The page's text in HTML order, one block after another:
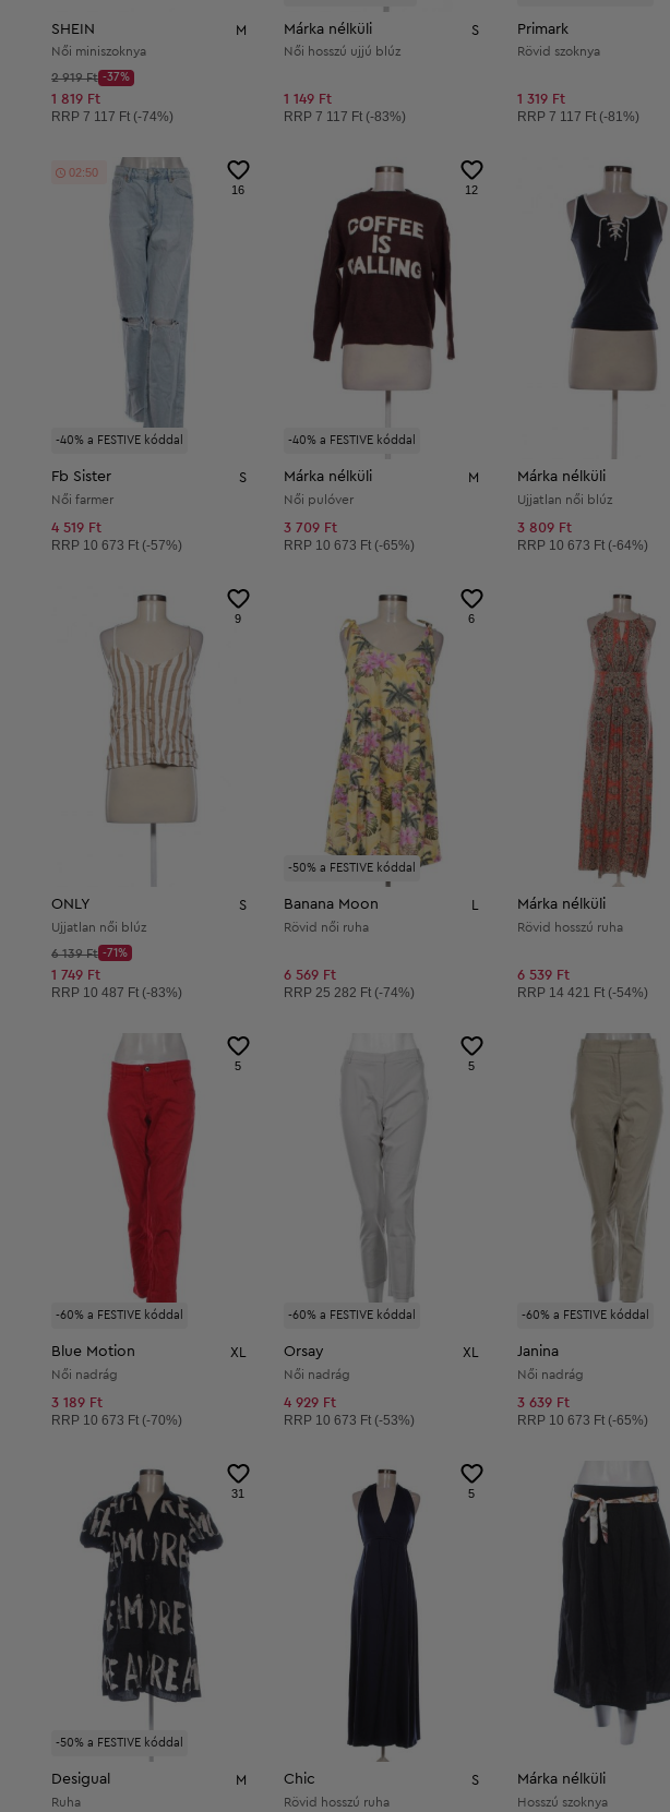
SHEIN M
Női miniszoknya
Kezdő ár:
2 919 Ft
Discount Price:
-37%
Csökkentett ár:
1 819 Ft
Ajánlott ár:
RRP 7 117 Ft (-74%)
Márka nélküli S
Női hosszú ujjú blúz
1 149 Ft
Ajánlott ár:
RRP7 117 Ft (-83%)
Primark
Rövid szoknya
1 319 Ft
Ajánlott ár:
RRP 7 117 Ft (-81%)
-40% a FESTIVE kóddal
16
02:49
Fb Sister S
Női farmer
4 519 Ft
Ajánlott ár:
RRP 10 673 Ft (-57%)
-40% a FESTIVE kóddal
12
Márka nélküli M
Női pulóver
3 709 Ft
Ajánlott ár:
RRP 10 673 Ft (-65%)
Márka nélküli
Ujjatlan női blúz
3 809 Ft
Ajánlott ár:
RRP 10 673 Ft (-64%)
9
ONLY S
Ujjatlan női blúz
Kezdő ár:
6 139 Ft
Discount Price:
-71%
Csökkentett ár:
1 749 Ft
Ajánlott ár:
RRP 10 487 Ft (-83%)
-50% a FESTIVE kóddal
6
Banana Moon L
Rövid női ruha
6 569 Ft
Ajánlott ár:
RRP 25 282 Ft (-74%)
Márka nélküli
Rövid hosszú ruha
6 539 Ft
Ajánlott ár:
RRP 14 421 Ft (-54%)
-60% a FESTIVE kóddal
5
Blue Motion XL
Női nadrág
3 189 Ft
Ajánlott ár:
RRP 10 673 Ft (-70%)
-60% a FESTIVE kóddal
5
Orsay XL
Női nadrág
4 929 Ft
Ajánlott ár:
RRP 10 673 Ft (-53%)
-60% a FESTIVE kóddal
Janina
Női nadrág
3 639 Ft
Ajánlott ár:
RRP 10 673 Ft (-65%)
-50% a FESTIVE kóddal
31
Desigual M
Ruha
5
Chic S
Rövid hosszú ruha
Márka nélküli
Hosszú szoknya